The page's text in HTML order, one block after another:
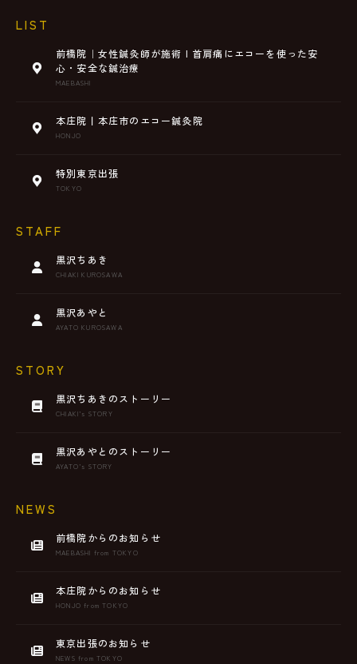
LIST
前橋院｜女性鍼灸師が施術 | 首肩痛にエコーを使った安
心・安全な鍼治療
MAEBASHI
本庄院丨本庄市のエコー鍼灸院
HONJO
特別東京出張
TOKYO
STAFF
黒沢ちあき
CHIAKI KUROSAWA
黒沢あやと
AYATO KUROSAWA
STORY
黒沢ちあきのストーリー
CHIAKI’s STORY
黒沢あやとのストーリー
AYATO’s STORY
NEWS
前橋院からのお知らせ
MAEBASHI from TOKYO
本庄院からのお知らせ
HONJO from TOKYO
東京出張のお知らせ
NEWS from TOKYO